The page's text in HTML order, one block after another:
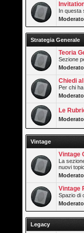
In questa
Strategia Generale
Teoria
Sezione
Chiedi
Per chi
Le
Vintage
Vintage
La
nuovi
Vintage
Spazio di
Legacy